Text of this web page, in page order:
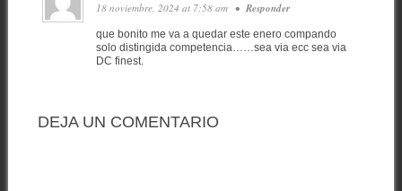
18 noviembre, 2024 at 7:58 am • Responder
que bonito me va a quedar este enero compando
solo distingida competencia……sea via ecc sea via
DC finest.
DEJA UN COMENTARIO